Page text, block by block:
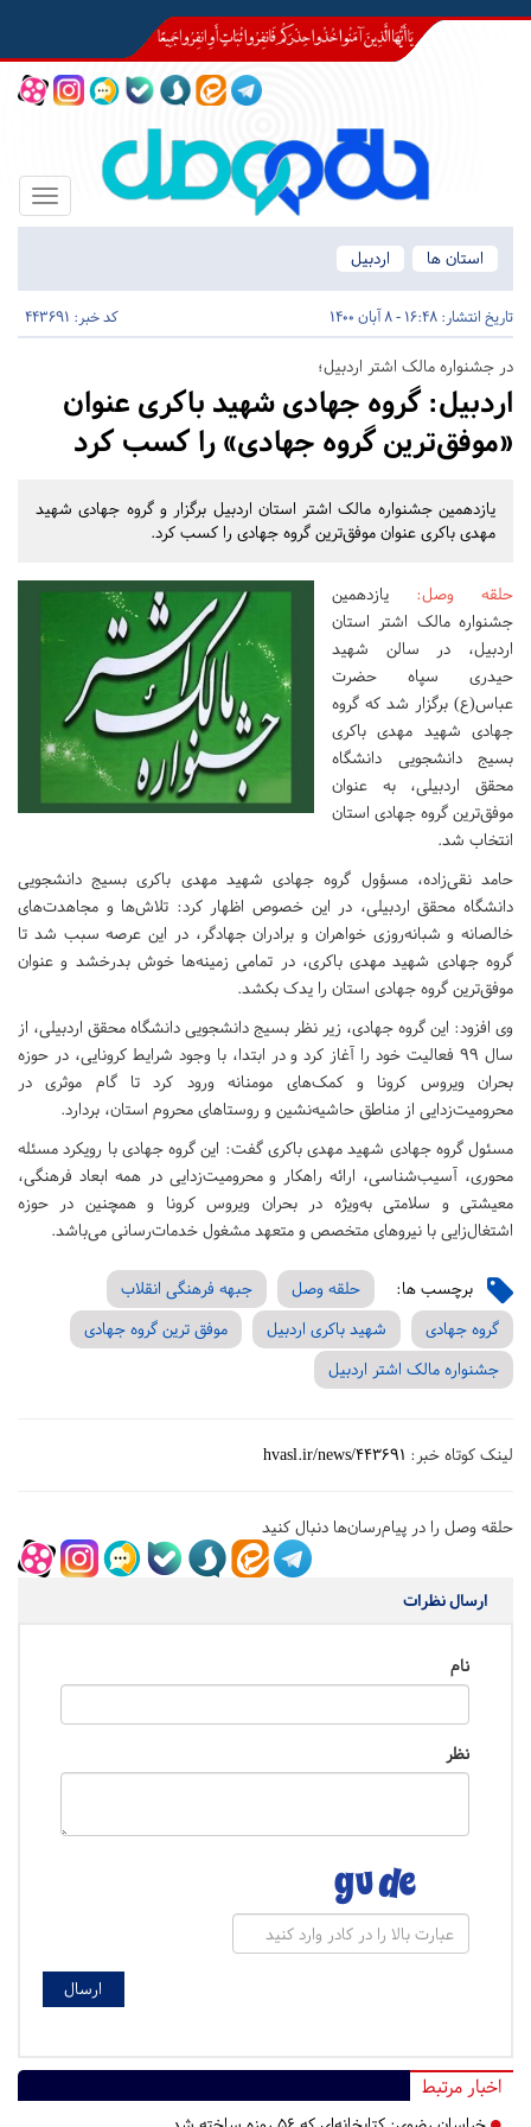
Toggle
استان ها
اردبیل
تاریخ انتشار: 16:48 - 8 آبان 1400 کد خبر: 443691
در جشنواره مالک اشتر اردبیل؛
اردبیل: گروه جهادی شهید باکری عنوان
«موفق‌ترین گروه جهادی» را کسب کرد
یازدهمین جشنواره مالک اشتر استان اردبیل برگزار و گروه جهادی شهید
مهدی باکری عنوان موفق‌ترین گروه جهادی را کسب کرد.
حلقه وصل: یازدهمین
جشنواره مالک اشتر استان
اردبیل، در سالن شهید
حیدری سپاه حضرت
عباس(ع) برگزار شد که گروه
جهادی شهید مهدی باکری
بسیج دانشجویی دانشگاه
محقق اردبیلی، به عنوان
موفق‌ترین گروه جهادی استان
انتخاب شد.
حامد نقی‌زاده، مسؤول گروه جهادی شهید مهدی باکری بسیج دانشجویی
دانشگاه محقق اردبیلی، در این خصوص اظهار کرد: تلاش‌ها و مجاهدت‌های
خالصانه و شبانه‌روزی خواهران و برادران جهادگر، در این عرصه سبب شد تا
گروه جهادی شهید مهدی باکری، در تمامی زمینه‌ها خوش بدرخشد و عنوان
موفق‌ترین گروه جهادی استان را یدک بکشد.
وی افزود: این گروه جهادی، زیر نظر بسیج دانشجویی دانشگاه محقق اردبیلی، از
سال ۹۹ فعالیت خود را آغاز کرد و در ابتدا، با وجود شرایط کرونایی، در حوزه
بحران ویروس کرونا و کمک‌های مومنانه ورود کرد تا گام موثری در
محرومیت‌زدایی از مناطق حاشیه‌نشین و روستاهای محروم استان، بردارد.
مسئول گروه جهادی شهید مهدی باکری گفت: این گروه جهادی با رویکرد مسئله
محوری، آسیب‌شناسی، ارائه راهکار و محرومیت‌زدایی در همه ابعاد فرهنگی،
معیشتی و سلامتی به‌‌ویژه در بحران ویروس کرونا و همچنین در حوزه
اشتغال‌زایی با نیروهای متخصص و متعهد مشغول خدمات‌رسانی می‌باشد.
برچسب ها: حلقه وصل
جبهه فرهنگی انقلاب
گروه جهادی
شهید باکری اردبیل
موفق ترین گروه جهادی
جشنواره مالک اشتر اردبیل
لینک کوتاه خبر: hvasl.ir/news/443691
حلقه وصل را در پیام‌رسان‌ها دنبال کنید
ارسال نظرات
نام
نظر
اخبار مرتبط